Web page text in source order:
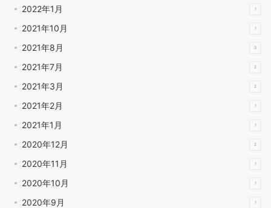
2022年1月 1
2021年10月 1
2021年8月 3
2021年7月 2
2021年3月 2
2021年2月 1
2021年1月 1
2020年12月 2
2020年11月 1
2020年10月 1
2020年9月 1